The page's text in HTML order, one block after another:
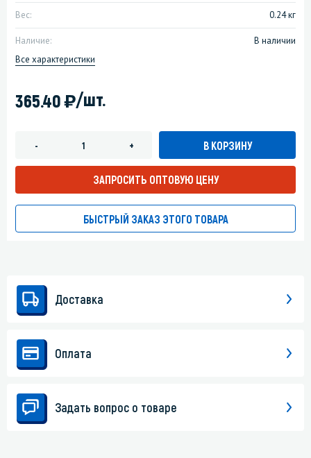
Вес: 0.24 кг
Наличие:
В наличии
Все характеристики
365.40)/шт.
- + В КОРЗИНУ
ЗАПРОСИТЬ ОПТОВУЮ ЦЕНУ
БЫСТРЫЙ ЗАКАЗ ЭТОГО ТОВАРА
Доставка
Оплата
Задать вопрос о товаре